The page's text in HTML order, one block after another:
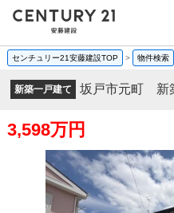
センチュリー21安藤建設TOP > 物件検索
新築一戸建て 坂戸市元町 新
3,598万円